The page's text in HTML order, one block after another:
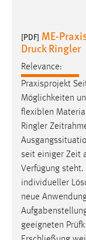
[PDF] ME-
Druck Ringler
Relevance:
Praxisprojekt
Möglichkeiten
flexiblen
Ringler
seit einiger Zeit
Verfügung
individueller
neue
geeigneten